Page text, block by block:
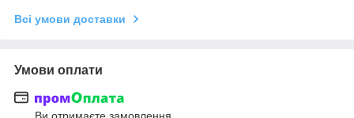
Всі умови доставки
Умови оплати